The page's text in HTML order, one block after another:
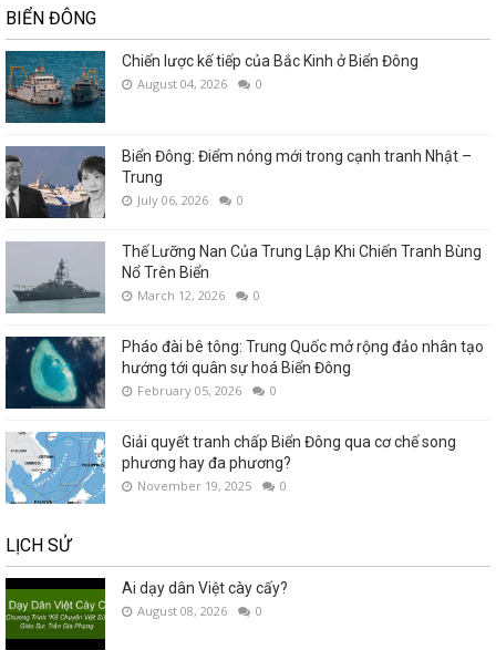
BIỂN ĐÔNG
Chiến lược kế tiếp của Bắc Kinh ở Biển Đông
August 04, 2026 0
Biển Đông: Điểm nóng mới trong cạnh tranh Nhật –
Trung
July 06, 2026 0
Thế Lưỡng Nan Của Trung Lập Khi Chiến Tranh Bùng
Nổ Trên Biển
March 12, 2026 0
Pháo đài bê tông: Trung Quốc mở rộng đảo nhân tạo
hướng tới quân sự hoá Biển Đông
February 05, 2026 0
Giải quyết tranh chấp Biển Đông qua cơ chế song
phương hay đa phương?
November 19, 2025 0
LỊCH SỬ
Ai dạy dân Việt cày cấy?
August 08, 2026 0